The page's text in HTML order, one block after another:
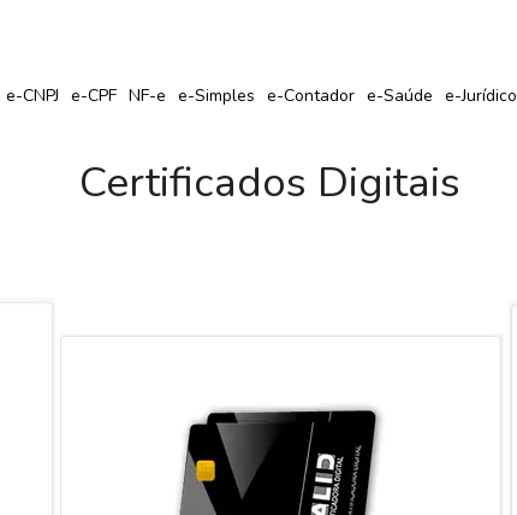
e-CNPJ e-CPF NF-e e-Simples e-Contador e-Saúde e-Jurídico
Certificados Digitais